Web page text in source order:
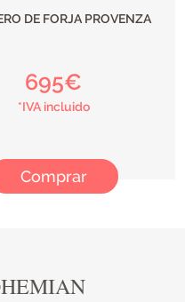
DE FORJA PROVENZA
695€
*IVA incluido
Comprar